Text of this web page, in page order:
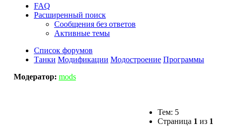
FAQ
Расширенный поиск
Сообщения без ответов
Активные темы
Список форумов
Танки Модификации Модостроение Программы
Модератор: mods
Тем: 5
Страница 1 из 1